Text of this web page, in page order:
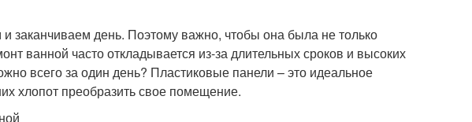
заканчиваем день. Поэтому важно, чтобы она была не только
ванной часто откладывается из-за длительных сроков и высоких
всего за один день? Пластиковые панели – это идеальное
хлопот преобразить свое помещение.